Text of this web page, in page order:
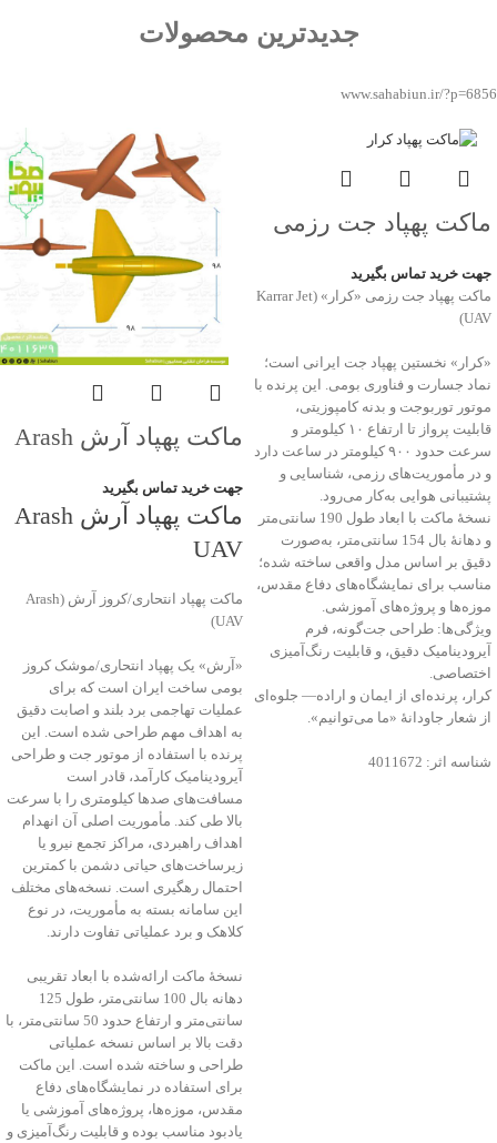
جدیدترین محصولات
www.sahabiun.ir/?p=6856
ماکت پهپاد جت رزمی
جهت خرید تماس بگیرید
ماکت پهپاد جت رزمی «کرار» (Karrar Jet
UAV)
«کرار» نخستین پهپاد جت ایرانی است؛
نماد جسارت و فناوری بومی. این پرنده با
موتور توربوجت و بدنه کامپوزیتی،
قابلیت پرواز تا ارتفاع ۱۰ کیلومتر و
سرعت حدود ۹۰۰ کیلومتر در ساعت دارد
و در مأموریت‌های رزمی، شناسایی و
پشتیبانی هوایی به‌کار می‌رود.
نسخهٔ ماکت با ابعاد طول 190 سانتی‌متر
و دهانهٔ بال 154 سانتی‌متر، به‌صورت
دقیق بر اساس مدل واقعی ساخته شده؛
مناسب برای نمایشگاه‌های دفاع مقدس،
موزه‌ها و پروژه‌های آموزشی.
ویژگی‌ها: طراحی جت‌گونه، فرم
آیرودینامیک دقیق، و قابلیت رنگ‌آمیزی
اختصاصی.
کرار، پرنده‌ای از ایمان و اراده— جلوه‌ای
از شعار جاودانۀ «ما می‌توانیم».
شناسه اثر: 4011672
ماکت پهپاد آرش Arash
جهت خرید تماس بگیرید
ماکت پهپاد آرش Arash
UAV
ماکت پهپاد انتحاری/کروز آرش (Arash
UAV)
«آرش» یک پهپاد انتحاری/موشک کروز
بومی ساخت ایران است که برای
عملیات تهاجمی برد بلند و اصابت دقیق
به اهداف مهم طراحی شده است. این
پرنده با استفاده از موتور جت و طراحی
آیرودینامیک کارآمد، قادر است
مسافت‌های صدها کیلومتری را با سرعت
بالا طی کند. مأموریت اصلی آن انهدام
اهداف راهبردی، مراکز تجمع نیرو یا
زیرساخت‌های حیاتی دشمن با کمترین
احتمال رهگیری است. نسخه‌های مختلف
این سامانه بسته به مأموریت، در نوع
کلاهک و برد عملیاتی تفاوت دارند.
نسخهٔ ماکت ارائه‌شده با ابعاد تقریبی
دهانه بال 100 سانتی‌متر، طول 125
سانتی‌متر و ارتفاع حدود 50 سانتی‌متر، با
دقت بالا بر اساس نسخه عملیاتی
طراحی و ساخته شده است. این ماکت
برای استفاده در نمایشگاه‌های دفاع
مقدس، موزه‌ها، پروژه‌های آموزشی یا
یادبود مناسب بوده و قابلیت رنگ‌آمیزی و